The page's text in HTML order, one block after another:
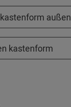
außen
kastenform